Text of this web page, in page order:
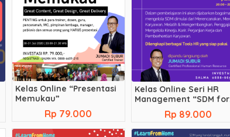
Kelas Online “Presentasi
Memukau”
Rp 79.000
Kelas Online Seri HR
Management “SDM for
Rp 89.000